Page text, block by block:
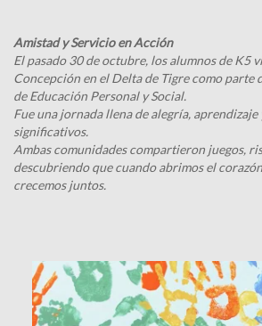
Amistad y Servicio en Acción
El pasado 30 de octubre, los alumnos de K5
Concepción en el Delta de Tigre como parte
deEducación Personal y Social.
Fue una jornada llena de alegría,
significativos.
Ambas comunidades compartieron juegos,
descubriendo que cuando abrimos el
crecemos juntos.